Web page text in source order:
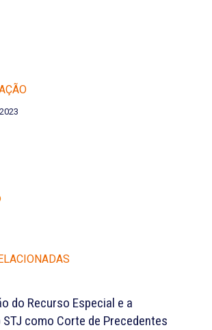
do Recurso Especial e a
como Corte de Precedentes